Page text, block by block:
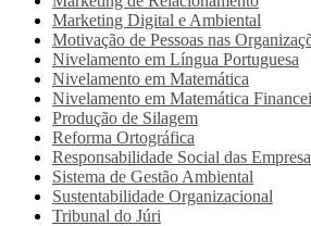
Marketing Digital e Ambiental
Motivação de Pessoas nas
Nivelamento em Língua Portuguesa
Nivelamento em Matemática
Nivelamento em Matemática
Produção de Silagem
Reforma Ortográfica
Responsabilidade Social das
Sistema de Gestão Ambiental
Sustentabilidade Organizacional
Tribunal do Júri